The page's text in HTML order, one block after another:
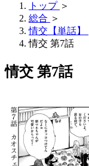
トップ ＞
総合 ＞
情交【単話】
情交 第7話
情交 第7話